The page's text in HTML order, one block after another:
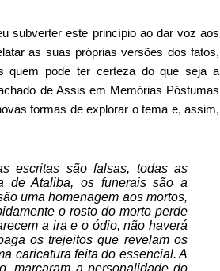
subverter este princípio ao dar voz aos
as suas próprias versões dos fatos,
quem pode ter certeza do que seja a
de Assis em Memórias Póstumas
formas de explorar o tema e, assim,
escritas são falsas, todas as
de Ataliba, os funerais são a
uma homenagem aos mortos,
o rosto do morto perde
a ira e o ódio, não haverá
os trejeitos que revelam os
caricatura feita do essencial. A
marcaram a personalidade do